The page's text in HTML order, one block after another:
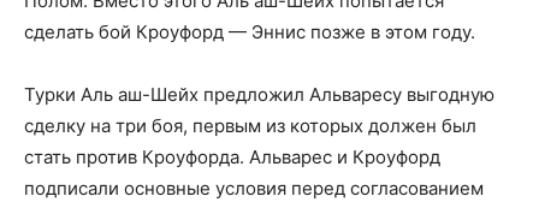
сделать бой Кроуфорд — Эннис позже в этом году.
Турки Аль аш-Шейх предложил Альваресу выгодную
сделку на три боя, первым из которых должен был
стать против Кроуфорда. Альварес и Кроуфорд
подписали основные условия перед согласованием